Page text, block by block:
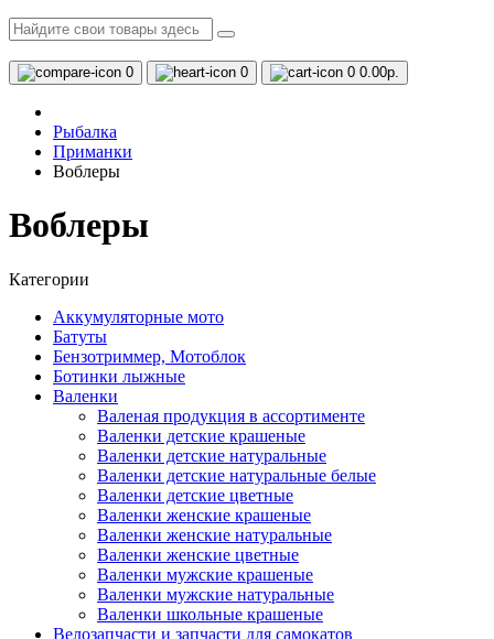
0 0 0 0.00р.
Рыбалка
Приманки
Воблеры
Воблеры
Категории
Аккумуляторные мото
Батуты
Бензотриммер, Мотоблок
Ботинки лыжные
Валенки
Валеная продукция в ассортименте
Валенки детские крашеные
Валенки детские натуральные
Валенки детские натуральные белые
Валенки детские цветные
Валенки женские крашеные
Валенки женские натуральные
Валенки женские цветные
Валенки мужские крашеные
Валенки мужские натуральные
Валенки школьные крашеные
Велозапчасти и запчасти для самокатов